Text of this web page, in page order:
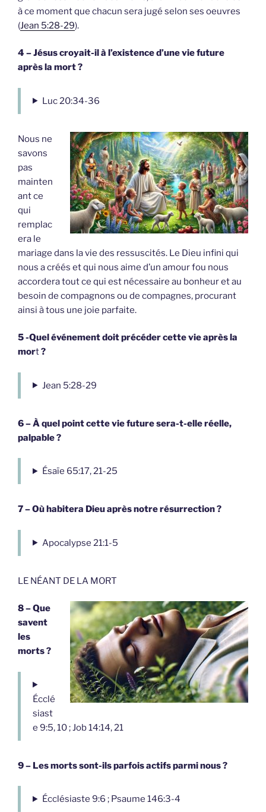
à ce moment que chacun sera jugé selon ses oeuvres
(Jean 5:28-29).
4 – Jésus croyait-il à l’existence d’une vie future
après la mort ?
Luc 20:34-36
Nous ne
savons
pas
mainten
ant ce
qui
remplac
era le
mariage dans la vie des ressuscités. Le Dieu infini qui
nous a créés et qui nous aime d’un amour fou nous
accordera tout ce qui est nécessaire au bonheur et au
besoin de compagnons ou de compagnes, procurant
ainsi à tous une joie parfaite.
5 -Quel événement doit précéder cette vie après la
mort?
Jean 5:28-29
6 – À quel point cette vie future sera-t-elle réelle,
palpable ?
Ésaïe 65:17, 21-25
7 – Où habitera Dieu après notre résurrection ?
Apocalypse 21:1-5
LE NÉANT DE LA MORT
8 – Que
savent
les
morts ?
Écclé
siast
e 9:5, 10 ; Job 14:14, 21
9 – Les morts sont-ils parfois actifs parmi nous ?
Écclésiaste 9:6 ; Psaume 146:3-4